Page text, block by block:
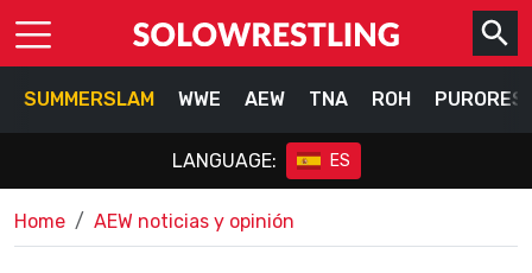
SUMMERSLAM WWE AEW TNA ROH
LANGUAGE: ES
Home AEW noticias y opinión